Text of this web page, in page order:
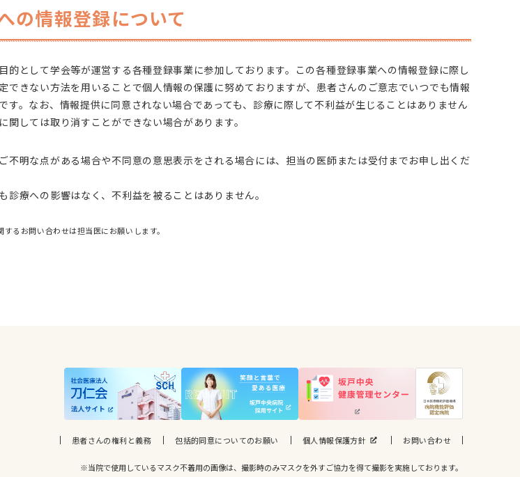
の情報登録について
的として学会等が運営する各種登録事業に参加しております。この各種登録事業への情報登録に際し
できない方法を用いることで個人情報の保護に努めておりますが、患者さんのご意志でいつでも情報
す。なお、情報提供に同意されない場合であっても、診療に際して不利益が生じることはありません
関しては取り消すことができない場合があります。
不明な点がある場合や不同意の意思表示をされる場合には、担当の医師または受付までお申し出くだ
診療への影響はなく、不利益を被ることはありません。
るお問い合わせは担当医にお願いします。
患者さんの権利と義務 包括的同意についてのお願い 個人情報保護方針 お問い合わせ
※当院で使用しているマスク不着用の画像は、撮影時のみマスクを外すご協力を得て撮影を実施しております。